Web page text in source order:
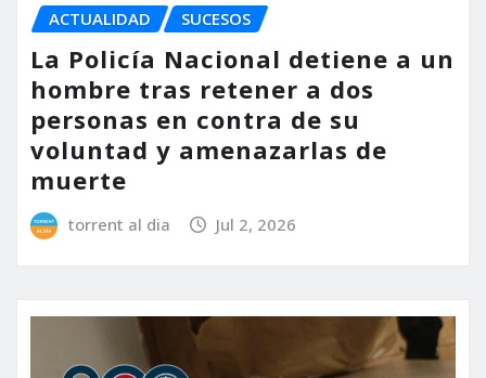
ACTUALIDAD SUCESOS
La Policía Nacional detiene a un
hombre tras retener a dos
personas en contra de su
voluntad y amenazarlas de
muerte
torrent al dia Jul 2, 2026